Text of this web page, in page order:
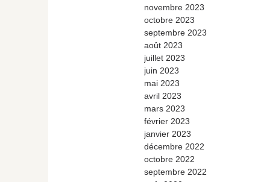
novembre 2023
octobre 2023
septembre 2023
août 2023
juillet 2023
juin 2023
mai 2023
avril 2023
mars 2023
février 2023
janvier 2023
décembre 2022
octobre 2022
septembre 2022